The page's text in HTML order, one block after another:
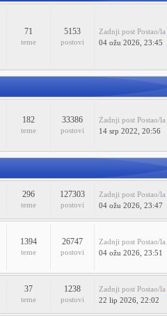
71
teme
5153
postovi
Zadnji post Postao/la
04 ožu 2026, 23:45
182
teme
33386
postovi
Zadnji post Postao/la
14 srp 2022, 20:56
296
teme
127303
postovi
Zadnji post Postao/la
04 ožu 2026, 23:47
1394
teme
26747
postovi
Zadnji post Postao/la
04 ožu 2026, 23:51
37
teme
1238
postovi
Zadnji post Postao/la
22 lip 2026, 22:02